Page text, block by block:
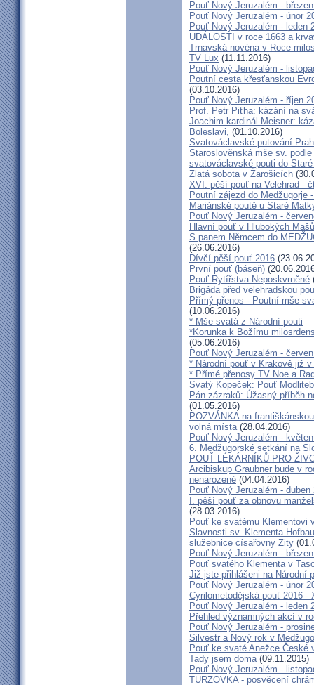
Pouť Nový Jeruzalém -
Pouť Nový Jeruzalém - únor
Pouť Nový Jeruzalém - leden
UDÁLOSTI v roce 1663 a
Trnavská novéna v Roce
TV Lux (11.11.2016)
Pouť Nový Jeruzalém -
Poutní cesta křesťanskou
(03.10.2016)
Pouť Nový Jeruzalém - říjen
Prof. Petr Piťha: kázání na
Joachim kardinál Meisner:
Boleslavi, (01.10.2016)
Svatováclavské putování
Staroslověnská mše sv.
svatováclavské pouti do
Zlatá sobota v Žarošicích
XVI. pěší pouť na Velehrad -
Poutní zájezd do Medžugorje
Mariánské poutě u Staré
Pouť Nový Jeruzalém -
Hlavní pouť v Hlubokých
S panem Němcem do
(26.06.2016)
Dívčí pěší pouť 2016
První pouť (báseň)
Pouť Rytířstva Neposkvrněné
Brigáda před velehradskou
Přímý přenos - Poutní mše
(10.06.2016)
* Mše svatá z Národní pouti
*Korunka k Božímu
(05.06.2016)
Pouť Nový Jeruzalém -
* Národní pouť v Krakově již
* Přímé přenosy TV Noe a
Svatý Kopeček: Pouť
Pán zázraků: Úžasný příběh
(01.05.2016)
POZVÁNKA na
volná místa(28.04.2016)
Pouť Nový Jeruzalém -
6. Medžugorské setkání na
POUŤ LÉKÁRNÍKŮ PRO
Arcibiskup Graubner bude v
nenarozené (04.04.2016)
Pouť Nový Jeruzalém - duben
I. pěší pouť za obnovu
(28.03.2016)
Pouť ke svatému Klementovi
Slavnosti sv. Klementa
služebnice císařovny Zity
Pouť Nový Jeruzalém -
Pouť svatého Klementa v
Již jste přihlášeni na Národní
Pouť Nový Jeruzalém - únor
Cyrilometodějská pouť 2016 -
Pouť Nový Jeruzalém - leden
Přehled významných akcí v
Pouť Nový Jeruzalém -
Silvestr a Nový rok v
Pouť ke svaté Anežce České
Tady jsem doma (09.11.2015)
Pouť Nový Jeruzalém -
TURZOVKA - posvěcení